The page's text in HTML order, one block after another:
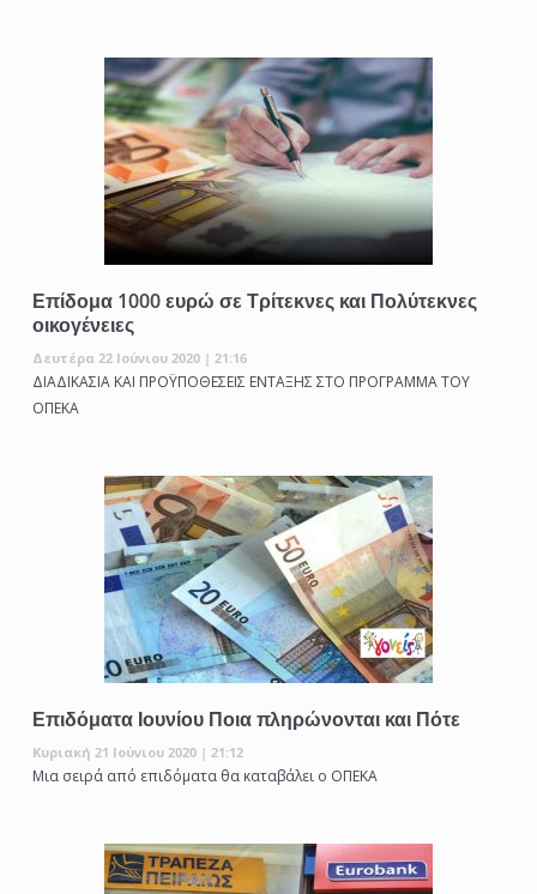
Επίδομα 1000 ευρώ σε Τρίτεκνες και Πολύτεκνες
οικογένειες
Δευτέρα 22 Ιούνιου 2020 | 21:16
ΔΙΑΔΙΚΑΣΙΑ ΚΑΙ ΠΡΟΫΠΟΘΕΣΕΙΣ ΕΝΤΑΞΗΣ ΣΤΟ ΠΡΟΓΡΑΜΜΑ ΤΟΥ
ΟΠΕΚΑ
Επιδόματα Ιουνίου Ποια πληρώνονται και Πότε
Κυριακή 21 Ιούνιου 2020 | 21:12
Μια σειρά από επιδόματα θα καταβάλει ο ΟΠΕΚΑ